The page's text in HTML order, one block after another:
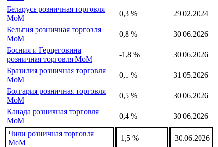
Беларусь розничная торговля
MoM
0,3 %
29.02.2024
Бельгия розничная торговля
MoM
0,8 %
30.06.2026
Босния и Герцеговина
розничная торговля MoM
-1,8 %
30.06.2026
Бразилия розничная торговля
MoM
0,1 %
31.05.2026
Болгария розничная торговля
MoM
0,5 %
30.06.2026
Канада розничная торговля
MoM
0,4 % 30.06.2026
Чили розничная торговля
MoM
1,5 %
30.06.2026